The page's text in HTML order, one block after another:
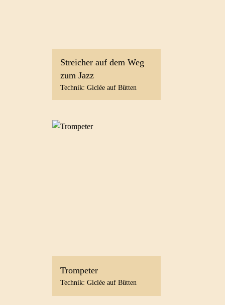
Streicher auf dem Weg
zum Jazz
Technik: Giclée auf Bütten
Trompeter
Technik: Giclée auf Bütten